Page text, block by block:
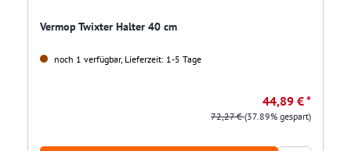
Vermop Twixter Halter 40 cm
noch 1 verfügbar, Lieferzeit: 1-5 Tage
44,89 € *
72,27 €(37.89% gespart)